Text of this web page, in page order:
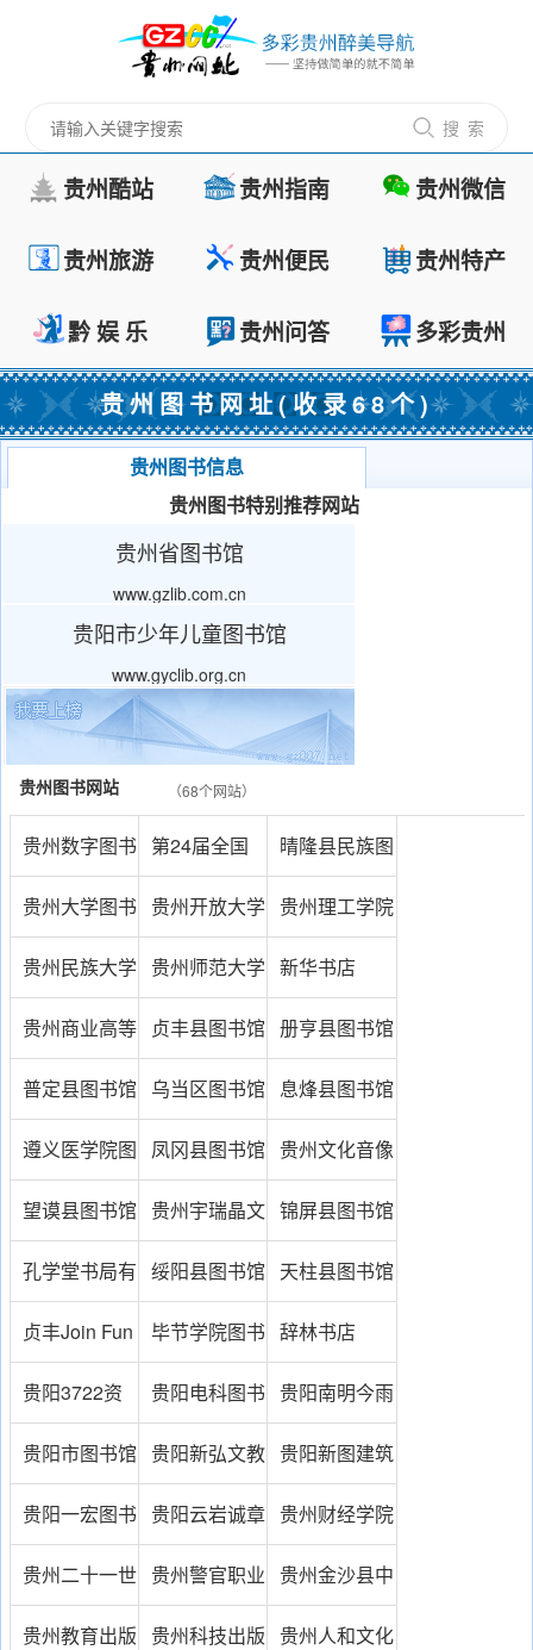
搜 索
贵州酷站 贵州指南 贵州微信
贵州旅游 贵州便民 贵州特产
黔 娱 乐 贵州问答 多彩贵州
贵州图书网址(收录68个)
贵州图书信息
茅台镇酱酒
贵州图书特别推荐网站
贵州省图书馆
www.gzlib.com.cn
贵阳市少年儿童图书馆
www.gyclib.org.cn
贵州图书网站 （68个网站）
贵州数字图书
馆
第24届全国
图书博览交易
会
晴隆县民族图
书馆
贵州大学图书
馆
贵州开放大学
图书馆
贵州理工学院
图书馆
贵州民族大学
图书馆
贵州师范大学
图书馆
新华书店
贵州商业高等
专科学校图书
馆
贞丰县图书馆 册亨县图书馆
普定县图书馆 乌当区图书馆 息烽县图书馆
遵义医学院图
书馆
凤冈县图书馆 贵州文化音像
出版社有限公
司
望谟县图书馆 贵州宇瑞晶文
化传播有限公
司
锦屏县图书馆
孔学堂书局有
限公司
绥阳县图书馆 天柱县图书馆
贞丰Join Fun
图书馆
毕节学院图书
馆
辞林书店
贵阳3722资
料搜索网
贵阳电科图书
有限公司
贵阳南明今雨
书社
贵阳市图书馆 贵阳新弘文教
育图书有限公
司
贵阳新图建筑
艺术设计书店
贵阳一宏图书
文化有限公司
贵阳云岩诚章
书店
贵州财经学院
图书馆
贵州二十一世
纪锦绣图书有
贵州警官职业
学院图书馆
贵州金沙县中
荣财务公司图
贵州教育出版 贵州科技出版 贵州人和文化